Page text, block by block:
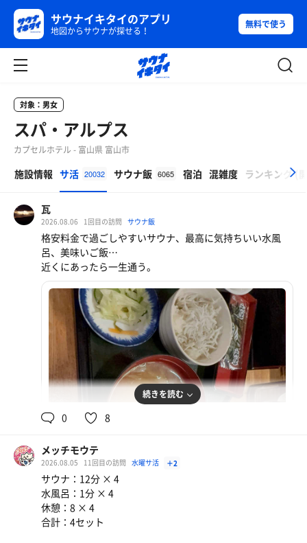
サウナイキタイのアプリ
地図からサウナが探せる！
無料で使う
対象：男女
スパ・アルプス
カプセルホテル - 富山県 富山市
施設情報 サ活 20032 サウナ飯 6065 宿泊 混雑度 ランキング(
瓦
2026.08.06 1回目の訪問 サウナ飯
格安料金で過ごしやすいサウナ、最高に気持ちいい水風
呂、美味いご飯…
近くにあったら一生通う。
サービス朝食 しらすおろしと目玉焼き
みそ汁うまい
続きを読む
0 8
メッチモウテ
2026.08.05 11回目の訪問 水曜サ活 ＋2
サウナ：12分 × 4
水風呂：1分 × 4
休憩：8 × 4
合計：4セット